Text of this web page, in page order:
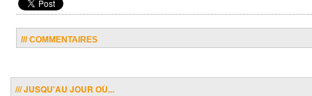
/// COMMENTAIRES
/// JUSQU'AU JOUR OÙ...